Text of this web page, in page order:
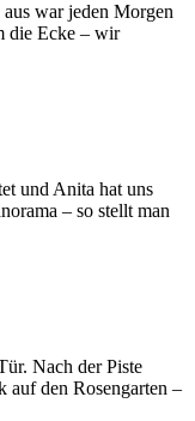
war jeden Morgen
die Ecke – wir
und Anita hat uns
– so stellt man
Nach der Piste
den Rosengarten –